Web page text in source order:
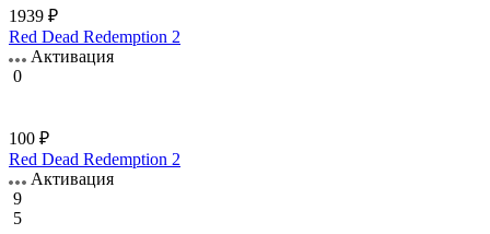
1939 ₽
Red Dead Redemption 2
Активация
0
100 ₽
Red Dead Redemption 2
Активация
9
5